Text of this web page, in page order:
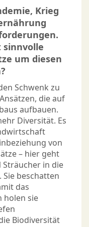
Krieg
sinnvolle
um diesen
Schwenk zu
die auf
aufbauen.
Diversität. Es
von
– hier geht
Sträucher in die
beschatten
das
holen sie
Biodiversität